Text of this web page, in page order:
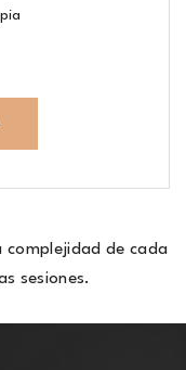
complejidad de cada
sesiones.